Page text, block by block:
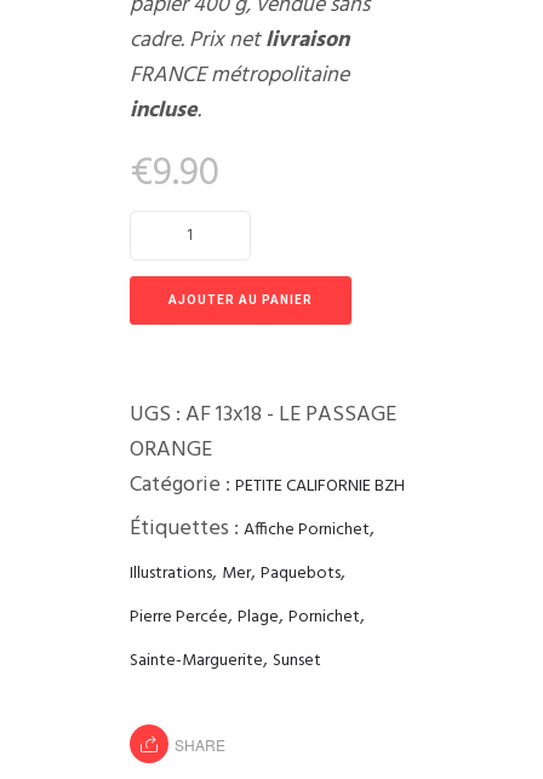
cadre. Prix netlivraison
FRANCE métropolitaine
incluse.
€9.90
AJOUTER AU PANIER
UGS :AF 13x18 - LE PASSAGE
ORANGE
Catégorie : PETITE CALIFORNIE BZH
Étiquettes : Affiche Pornichet,
Illustrations, Mer,Paquebots,
Pierre Percée,Plage,Pornichet,
Sainte-Marguerite, Sunset
SHARE